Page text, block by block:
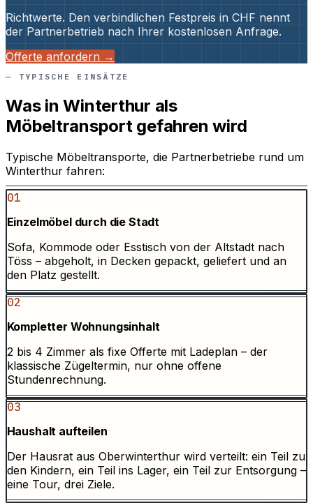
Richtwerte. Den verbindlichen Festpreis in CHF nennt
der Partnerbetrieb nach Ihrer kostenlosen Anfrage.
Offerte anfordern →
TYPISCHE EINSÄTZE
Was in Winterthur als
Möbeltransport gefahren wird
Typische Möbeltransporte, die Partnerbetriebe rund um
Winterthur fahren:
01
Einzelmöbel durch die Stadt
Sofa, Kommode oder Esstisch von der Altstadt nach
Töss – abgeholt, in Decken gepackt, geliefert und an
den Platz gestellt.
02
Kompletter Wohnungsinhalt
2 bis 4 Zimmer als fixe Offerte mit Ladeplan – der
klassische Zügeltermin, nur ohne offene
Stundenrechnung.
03
Haushalt aufteilen
Der Hausrat aus Oberwinterthur wird verteilt: ein Teil zu
den Kindern, ein Teil ins Lager, ein Teil zur Entsorgung –
eine Tour, drei Ziele.